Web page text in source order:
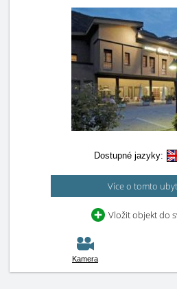
Dostupné jazyky:
Více o tomto
Vložit objekt do
Kamera